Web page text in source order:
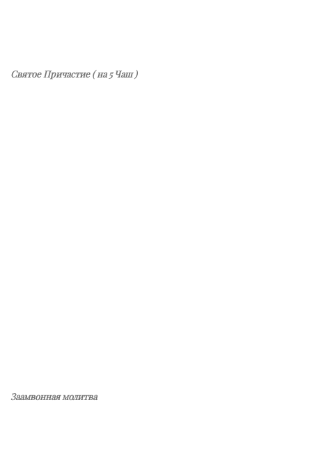
Святое Причастие ( на 5 Чаш )
Заамвонная молитва